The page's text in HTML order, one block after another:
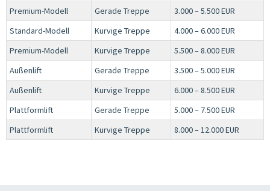
Premium-Modell
Gerade Treppe
3.000 – 5.500 EUR
Standard-Modell
Kurvige Treppe
4.000 – 6.000 EUR
Premium-Modell
Kurvige Treppe
5.500 – 8.000 EUR
Außenlift
Gerade Treppe
3.500 – 5.000 EUR
Außenlift
Kurvige Treppe
6.000 – 8.500 EUR
Plattformlift
Gerade Treppe
5.000 – 7.500 EUR
Plattformlift
Kurvige Treppe 8.000 – 12.000 EUR